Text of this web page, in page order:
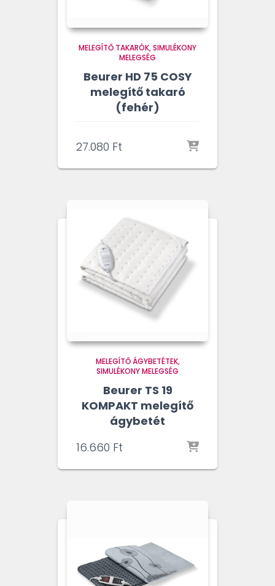
MELEGÍTŐ TAKARÓK SIMULÉKONY
MELEGSÉG
Beurer HD 75 COSY
melegítő takaró
(fehér)
27.080 Ft
MELEGÍTŐ ÁGYBETÉTEK
SIMULÉKONY MELEGSÉG
Beurer TS 19
KOMPAKT melegítő
ágybetét
16.660 Ft